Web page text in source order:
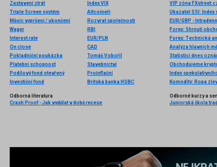
Zastavení ztrát
Triple Screen systém
Měsíc vypršení / ukončení
Wager
Interest rate
On close
Pokladniční poukázka
Platební schopnost
Podílový fond otevřený
Investiční fond
Index VIX
Altcoineři
Rozvrat společnosti
RBI
EUR/PLN
CAD
Tomáš Vobořil
Stavebnictví
Proinflační
Britská banka HSBC
Ukazatel SSI:
EUR/GBP -
Forex: Shrnutí
Forex: Technická
Analýza hlavních
Statistici dnes
Index
Odborná literatura
Crash Proof - Jak vydělat v době recese
Odborné kurzy a
Juniorská škola